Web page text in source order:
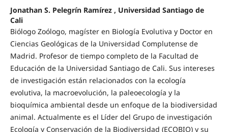
Jonathan S. Pelegrín Ramírez , Universidad Santiago de
Cali
Biólogo Zoólogo, magíster en Biología Evolutiva y Doctor en
Ciencias Geológicas de la Universidad Complutense de
Madrid. Profesor de tiempo completo de la Facultad de
Educación de la Universidad Santiago de Cali. Sus intereses
de investigación están relacionados con la ecología
evolutiva, la macroevolución, la paleoecología y la
bioquímica ambiental desde un enfoque de la biodiversidad
animal. Actualmente es el Líder del Grupo de investigación
Ecología y Conservación de la Biodiversidad (ECOBIO) y su